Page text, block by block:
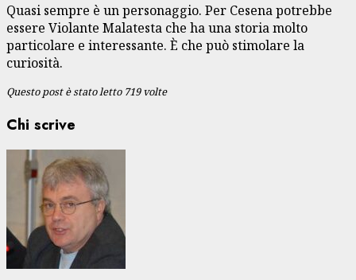
Quasi sempre è un personaggio. Per Cesena potrebbe
essere Violante Malatesta che ha una storia molto
particolare e interessante. È che può stimolare la
curiosità.
Questo post è stato letto 719 volte
Chi scrive